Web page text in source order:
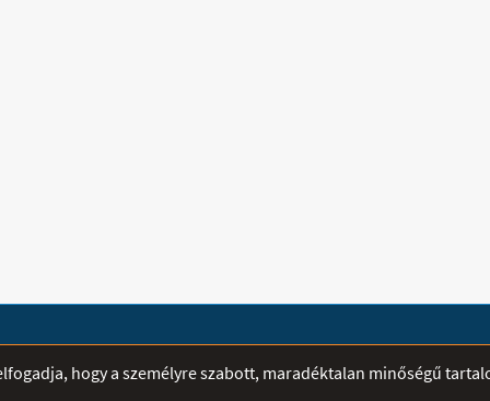
hogy a személyre szabott, maradéktalan minőségű
ÁTVÉTELI PONTOK SEGÍTSÉG